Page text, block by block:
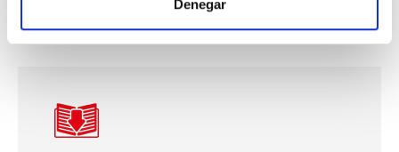
Denegar